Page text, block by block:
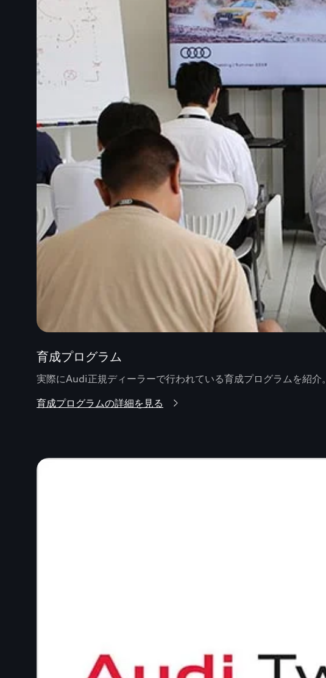
育成プログラム
実際にAudi正規ディーラーで行われている育成プログラムを紹介。
育成プログラムの詳細を見る